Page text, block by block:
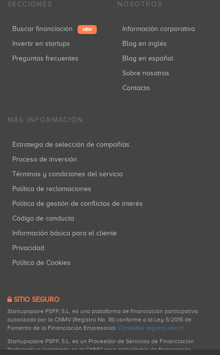
SECCIONES
Buscar financiación NEW
Invertir en startups
Preguntas frecuentes
NOSOTROS
Información corporativa
Blog en inglés
Blog en español
Sobre nosotros
Contacto
MÁS INFORMACIÓN
Estrategia de selección de compañías
Proceso de inversión
Términos y condiciones del servicio
Política de reclamaciones
Política de gestión de conflictos de interés
Código de conducta
Información básica para el cliente
Privacidad
Política de Cookies
SITIO SEGURO
Startupxplore PSFP, S.L. es una plataforma de financiación participativa
autorizada por la CNMV (Registro No. 18) conforme a la Ley 5/2015 de
Fomento de la Financiación Empresarial. Consultar registro oficial.
Startupxplore PSFP, S.L. es un Proveedor de Servicios de Financiación
Participativa registrado en la CNMV para actividades de financiación